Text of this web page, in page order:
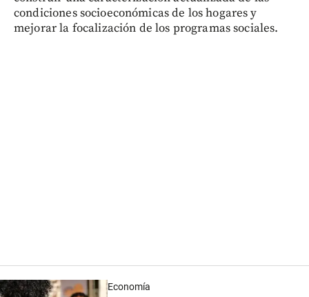
condiciones socioeconómicas de los hogares y
mejorar la focalización de los programas sociales.
Economía